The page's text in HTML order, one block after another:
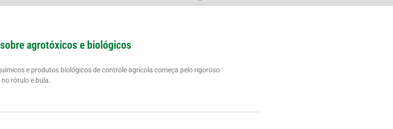
agrotóxicos e biológicos
e produtos biológicos de controle agrícola começa pelo rigoroso
rótulo e bula.